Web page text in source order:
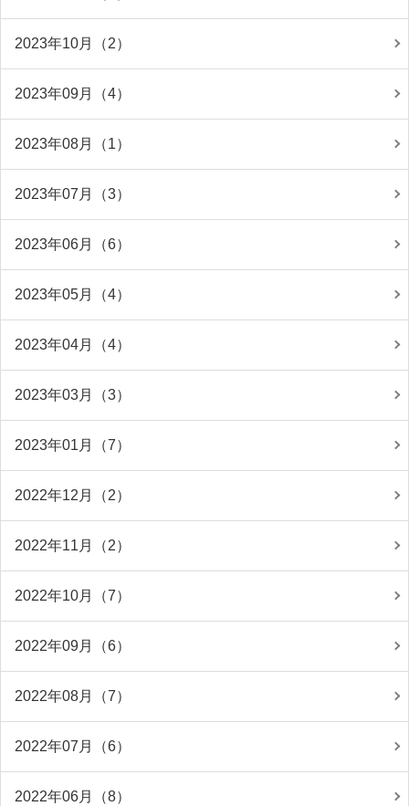
2023年10月（2）
2023年09月（4）
2023年08月（1）
2023年07月（3）
2023年06月（6）
2023年05月（4）
2023年04月（4）
2023年03月（3）
2023年01月（7）
2022年12月（2）
2022年11月（2）
2022年10月（7）
2022年09月（6）
2022年08月（7）
2022年07月（6）
2022年06月（8）